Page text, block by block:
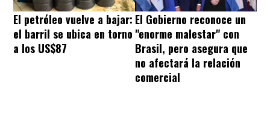
El petróleo vuelve a bajar:
el barril se ubica en torno
a los US$87
El Gobierno reconoce un
"enorme malestar" con
Brasil, pero asegura que
no afectará la relación
comercial